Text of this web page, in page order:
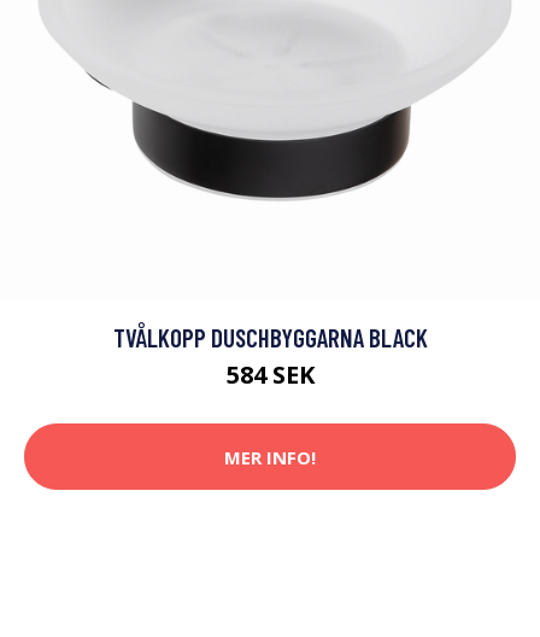
TVÅLKOPP DUSCHBYGGARNA BLACK
584 SEK
MER INFO!